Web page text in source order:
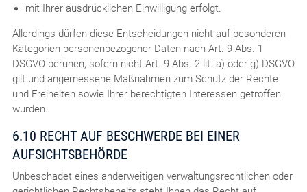
mit Ihrer ausdrücklichen Einwilligung erfolgt.
Allerdings dürfen diese Entscheidungen nicht auf besonderen
Kategorien personenbezogener Daten nach Art. 9 Abs. 1
DSGVO beruhen, sofern nicht Art. 9 Abs. 2 lit. a) oder g) DSGVO
gilt und angemessene Maßnahmen zum Schutz der Rechte
und Freiheiten sowie Ihrer berechtigten Interessen getroffen
wurden.
6.10 RECHT AUF BESCHWERDE BEI EINER
AUFSICHTSBEHÖRDE
Unbeschadet eines anderweitigen verwaltungsrechtlichen oder